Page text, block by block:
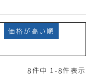
価格が高い順
8 件中 1 -8件表示